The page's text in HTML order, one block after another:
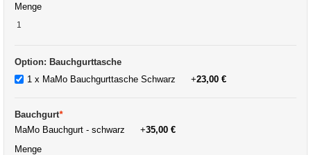
Menge
Option: Bauchgurttasche
1 x MaMo Bauchgurttasche Schwarz
+23,00 €
Bauchgurt*
MaMo Bauchgurt - schwarz
+35,00 €
Menge